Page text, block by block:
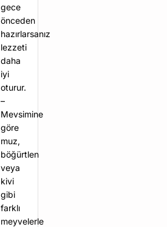
gece
önceden
hazırlarsanız
lezzeti
daha
iyi
oturur.
–
Mevsimine
göre
muz,
böğürtlen
veya
kivi
gibi
farklı
meyvelerle